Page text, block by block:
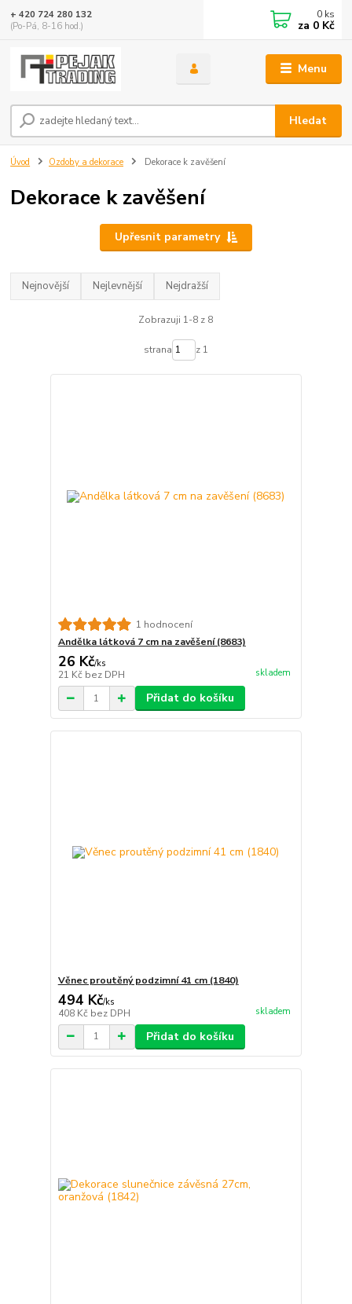
Menu
Hledat
+ 420 724 280 132
(Po-Pá, 8-16 hod.)
0 ks
za 0 Kč
Úvod Ozdoby a dekorace Dekorace k zavěšení
Dekorace k zavěšení
Upřesnit parametry
Nejnovější Nejlevnější Nejdražší
Zobrazuji 1-8 z 8
strana z 1
1 hodnocení
Andělka látková 7 cm na zavěšení (8683)
26 Kč/ks
21 Kč bez DPH skladem
Přidat do košíku
Věnec proutěný podzimní 41 cm (1840)
494 Kč/ks
408 Kč bez DPH skladem
Přidat do košíku